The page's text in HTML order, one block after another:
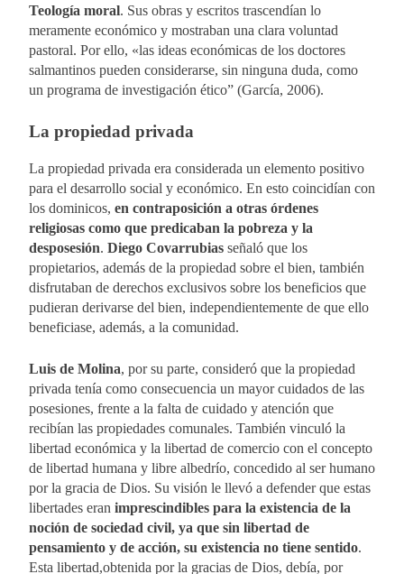
Teología moral. Sus obras y escritos trascendían lo
meramente económico y mostraban una clara voluntad
pastoral. Por ello, «las ideas económicas de los doctores
salmantinos pueden considerarse, sin ninguna duda, como
un programa de investigación ético” (García, 2006).
La propiedad privada
La propiedad privada era considerada un elemento positivo
para el desarrollo social y económico. En esto coincidían con
los dominicos, en contraposición a otras órdenes
religiosas como que predicaban la pobreza y la
desposesión. Diego Covarrubias señaló que los
propietarios, además de la propiedad sobre el bien, también
disfrutaban de derechos exclusivos sobre los beneficios que
pudieran derivarse del bien, independientemente de que ello
beneficiase, además, a la comunidad.
Luis de Molina, por su parte, consideró que la propiedad
privada tenía como consecuencia un mayor cuidados de las
posesiones, frente a la falta de cuidado y atención que
recibían las propiedades comunales. También vinculó la
libertad económica y la libertad de comercio con el concepto
de libertad humana y libre albedrío, concedido al ser humano
por la gracia de Dios. Su visión le llevó a defender que estas
libertades eran imprescindibles para la existencia de la
noción de sociedad civil, ya que sin libertad de
pensamiento y de acción, su existencia no tiene sentido.
Esta libertad,obtenida por la gracias de Dios, debía, por